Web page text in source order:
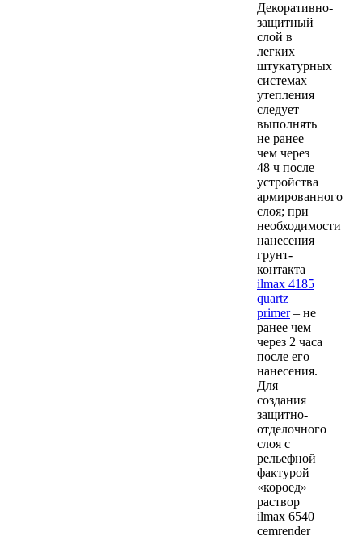
Декоративно-
защитный
слой в
легких
штукатурных
системах
утепления
следует
выполнять
не ранее
чем через
48 ч после
устройства
армированного
слоя; при
необходимости
нанесения
грунт-
контакта
ilmax 4185
quartz
primer– не
ранее чем
через 2 часа
после его
нанесения.
Для
создания
защитно-
отделочного
слоя с
рельефной
фактурой
«короед»
раствор
ilmax 6540
cemrender